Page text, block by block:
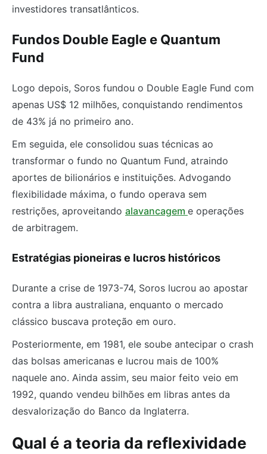
investidores transatlânticos.
Fundos Double Eagle e Quantum
Fund
Logo depois, Soros fundou o Double Eagle Fund com
apenas US$ 12 milhões, conquistando rendimentos
de 43% já no primeiro ano.
Em seguida, ele consolidou suas técnicas ao
transformar o fundo no Quantum Fund, atraindo
aportes de bilionários e instituições. Advogando
flexibilidade máxima, o fundo operava sem
restrições, aproveitando alavancagem e operações
de arbitragem.
Estratégias pioneiras e lucros históricos
Durante a crise de 1973-74, Soros lucrou ao apostar
contra a libra australiana, enquanto o mercado
clássico buscava proteção em ouro.
Posteriormente, em 1981, ele soube antecipar o crash
das bolsas americanas e lucrou mais de 100%
naquele ano. Ainda assim, seu maior feito veio em
1992, quando vendeu bilhões em libras antes da
desvalorização do Banco da Inglaterra.
Qual é a teoria da reflexividade